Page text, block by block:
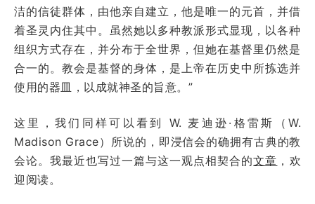
洁的信徒群体，由他亲自建立，他是唯一的元首，并借
着圣灵内住其中。虽然她以多种教派形式显现，以各种
组织方式存在，并分布于全世界，但她在基督里仍然是
合一的。教会是基督的身体，是上帝在历史中所拣选并
使用的器皿，以成就神圣的旨意。”
这里，我们同样可以看到 W. 麦迪逊·格雷斯（W.
Madison Grace）所说的，即浸信会的确拥有古典的教
会论。我最近也写过一篇与这一观点相契合的文章 ，欢
迎阅读。